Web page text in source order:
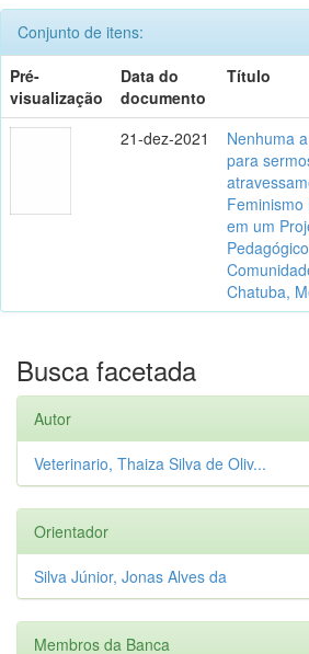
Conjunto de itens:
Pré-
visualização
Data do
documento
Título
21-dez-2021
Nenhuma
para
Feminismo
em um
Chatuba,
Busca facetada
Autor
Veterinario, Thaiza Silva de Oliv...
Orientador
Silva Júnior, Jonas Alves da
Membros da Banca